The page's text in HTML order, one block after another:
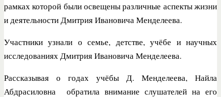
рамках которой были освещены различные аспекты жизни
и деятельности Дмитрия Ивановича Менделеева.
Участники узнали о семье, детстве, учёбе и научных
исследованиях Дмитрия Ивановича Менделеева.
Рассказывая о годах учёбы Д. Менделеева, Найла
Абдрасиловна обратила внимание слушателей на его